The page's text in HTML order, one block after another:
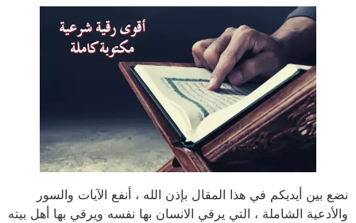
نضع بين أيديكم في هذا المقال بإذن الله ، أنفع الآيات والسور
والأدعية الشاملة ، التي يرقي الانسان بها نفسه ويرقي بها أهل بيته